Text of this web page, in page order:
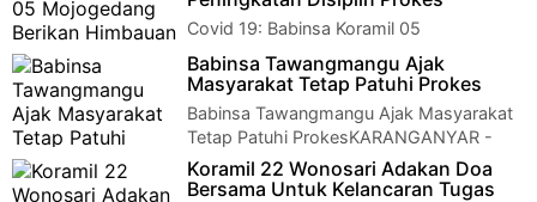
Covid 19: Babinsa Koramil 05
Mojogedang Berikan Himbauan
Peningkatan Disiplin ProkesKARANGANYAR - Bintara Pembina
Desa (…
Babinsa Tawangmangu Ajak
Masyarakat Tetap Patuhi Prokes
Babinsa Tawangmangu Ajak Masyarakat
Tetap Patuhi ProkesKARANGANYAR -
Serka Saswoko dan Serka Maryono Babinsa Koramil 08/…
Koramil 22 Wonosari Adakan Doa
Bersama Untuk Kelancaran Tugas